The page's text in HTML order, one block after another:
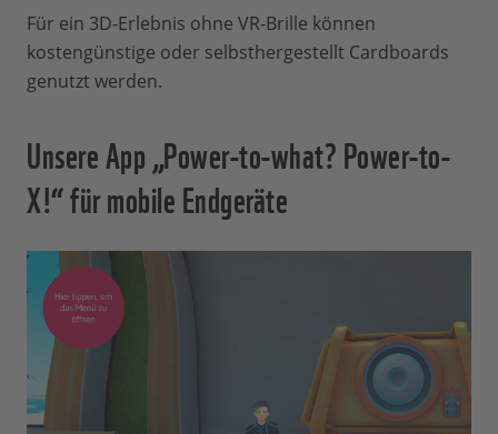
Für ein 3D-Erlebnis ohne VR-Brille können
kostengünstige oder selbsthergestellt Cardboards
genutzt werden.
Unsere App „Power-to-what? Power-to-
X!“ für mobile Endgeräte